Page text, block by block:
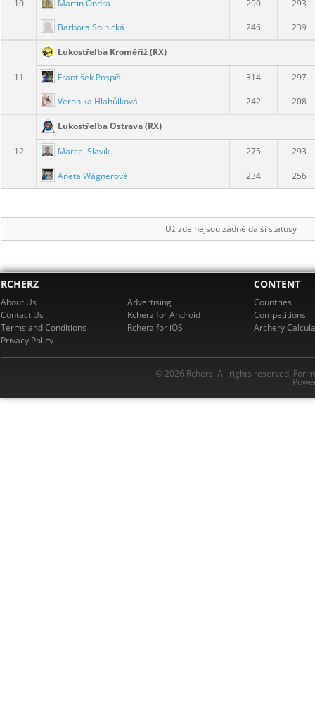
10 Martin Ondra 290
293
Barbora Solnická
246 239
11
Lukostřelba Kroměříž (RX)
František Pospíšil 314
297
Veronika Hlahůlková
242 208
12
Lukostřelba Ostrava (RX)
Marcel Slavík 275 293
Aneta Wágnerová 234 256
Už zde nejsou zádné další statusy
RCHERZ
About Us
Contact Us
Terms and Conditions
Privacy Policy
Advertising
Rcherz for Android
Rcherz for iOS
CONTENT
Countries
Competitions
Archery
© 2026 Rcherz. All rights reserved. For